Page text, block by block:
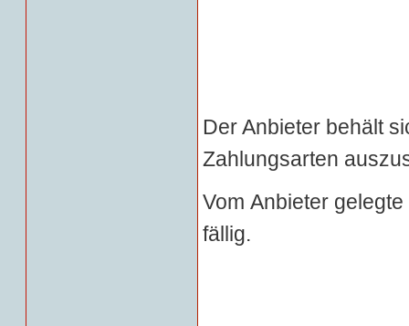
Der Anbieter behält
Zahlungsarten
Vom Anbieter
fällig.